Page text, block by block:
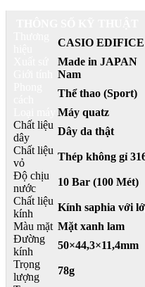
CASIO EDIFICE
Made in JAPAN
Nam
Thể thao (Sport)
Máy quatz
Chất liệu
dây
Dây da thật
Chất liệu
vỏ
Thép không gỉ
Độ chịu
nước
10 Bar (100 Mét)
Chất liệu
kính
Kính saphia với
Màu mặt Mặt xanh lam
Đường
kính
50×44,3×11,4mm
Trọng
lượng
78g